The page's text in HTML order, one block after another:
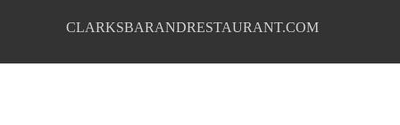
CLARKSBARANDRESTAURANT.COM